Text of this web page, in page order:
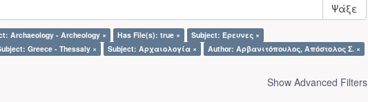
Ψάξε
Archaeology - Archeology × Has File(s): true ×
Subject: Έρευνες ×
Greece - Thessaly × Subject: Αρχαιολογία ×
Author: Αρβανιτόπουλος, Απόστολος Σ. ×
Show Advanced Filters